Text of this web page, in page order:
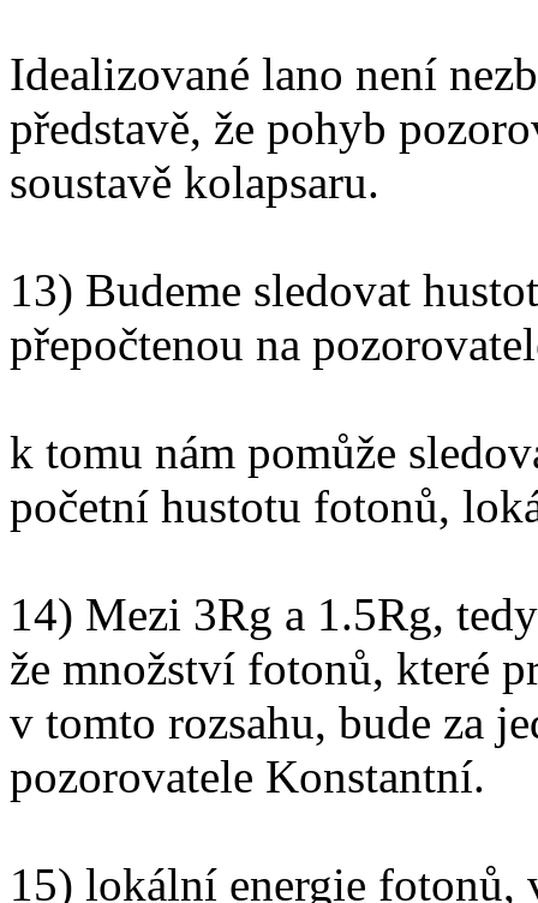
Idealizované lano není
představě, že pohyb
soustavě kolapsaru.
13) Budeme sledovat
přepočtenou na
k tomu nám pomůže
početní hustotu fotonů,
14) Mezi 3Rg a 1.5Rg,
že množství fotonů, které
v tomto rozsahu, bude za
pozorovatele Konstantní.
15) lokální energie